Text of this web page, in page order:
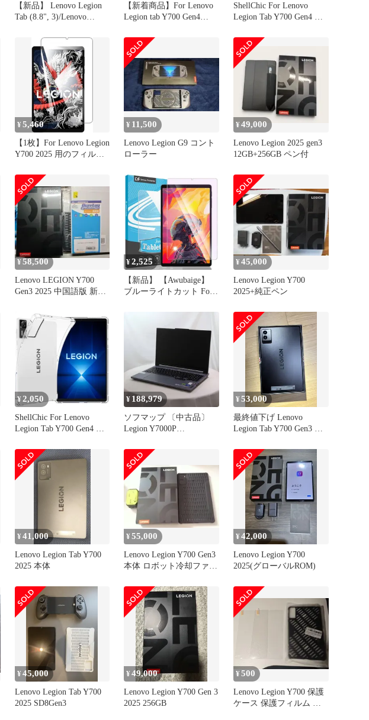
【新品】 Lenovo Legion
Tab (8.8", 3)/Lenovo
ス カバー 保護ケース タ
ブレットケース 2025年発
売 クリア YAJOJO 8.8イ
ンチ タブレット 用 保護
カバー TPU素材 軽量
【新着商品】For Lenovo
Legion tab Y700 Gen4
ス カバー 8.8インチ 耐衝
撃 落下防止 専用保護
Hcsxlcj(ブラック)
ShellChic For Lenovo
Legion Tab Y700 Gen4 タ
チ対応 保護カバー 黄ば
み防止ブレットカバーイ
ンストール簡単 タブレッ
トpc クリア ケース 良い
手触り アンドロイド タ
ブレット ケース 薄型軽
量
¥5,460
【1枚】For Lenovo Legion
Y700 2025 用のフィルム
用のガラスフィルム 強化
ガラス 8.8インチ 指紋防
止 気泡ゼロ 硬度9H
¥ 11,500
Lenovo Legion G9 コント
ローラー
¥49,000
Lenovo Legion 2025 gen3
12GB+256GB ペン付
¥58,500
Lenovo LEGION Y700
Gen3 2025 中国語版 新品
¥2,525
【新品】 【Awubaige】
ブルーライトカット For
mini Ultra/Lenovo Legion
(8.8”, 3) 用の ガラスフィ
ルム 8.8インチ フイルム
¥45,000
Lenovo Legion Y700
2025+純正ペン
¥2,050
ShellChic For Lenovo
Legion Tab Y700 Gen4 タ
チ対応 保護カバー 黄ば
み防止ブレットカバーイ
ンストール簡単 タブレッ
トpc クリア ケース 良い
手触り アンドロイド タ
ブレット ケース 薄型軽
¥ 188,979
ソフマップ 〔中古品〕
Legion Y7000P
¥53,000
最終値下げ Lenovo
Legion Tab Y700 Gen3 GL
¥41,000
Lenovo Legion Tab Y700
2025 本体
¥55,000
Lenovo Legion Y700 Gen3
本体 ロボット冷却ファン
¥42,000
Lenovo Legion Y700
2025(グローバルROM)
¥45,000
Lenovo Legion Tab Y700
2025 SD8Gen3
¥49,000
Lenovo Legion Y700 Gen 3
2025 256GB
¥500
Lenovo Legion Y700 保護
ケース 保護フィルム セ